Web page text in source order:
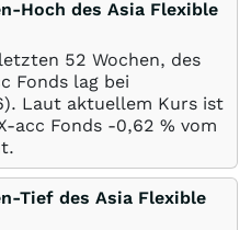
Hoch des Asia Flexible
52 Wochen, des
Fonds lag bei
). Laut aktuellem Kurs ist
acc Fonds -0,62 % vom
Tief des Asia Flexible